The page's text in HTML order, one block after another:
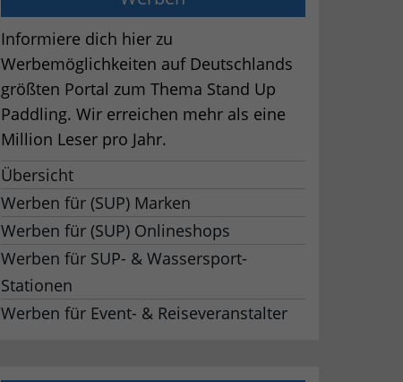
Informiere dich hier zu
Werbemöglichkeiten auf Deutschlands
größten Portal zum Thema Stand Up
Paddling. Wir erreichen mehr als eine
Million Leser pro Jahr.
Übersicht
Werben für (SUP) Marken
Werben für (SUP) Onlineshops
Werben für SUP- & Wassersport-
Stationen
Werben für Event- & Reiseveranstalter